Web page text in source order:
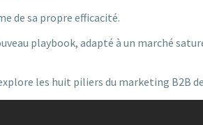
de sa propre efficacité.
playbook, adapté à un marché
les huit piliers du marketing B2B